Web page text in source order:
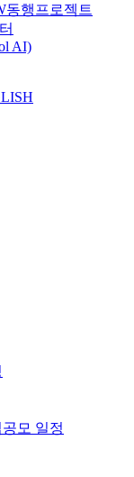
동행프로젝트
AI)
모 일정